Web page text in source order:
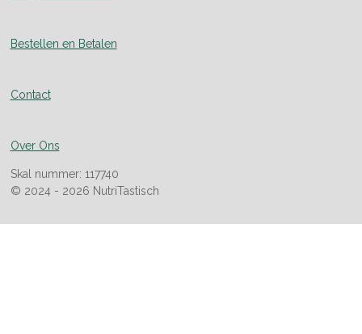
Bestellen en Betalen
Contact
Over Ons
Skal nummer: 117740
© 2024 - 2026 NutriTastisch